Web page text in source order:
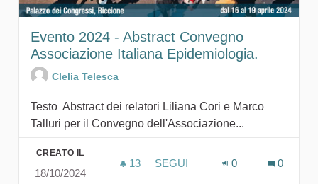
Evento 2024 - Abstract Convegno
Associazione Italiana Epidemiologia.
Clelia Telesca
Testo Abstract dei relatori Liliana Cori e Marco
Talluri per il Convegno dell'Associazione...
CREATO IL
18/10/2024
13 13 SOSTENITORI
SEGUI
0 0